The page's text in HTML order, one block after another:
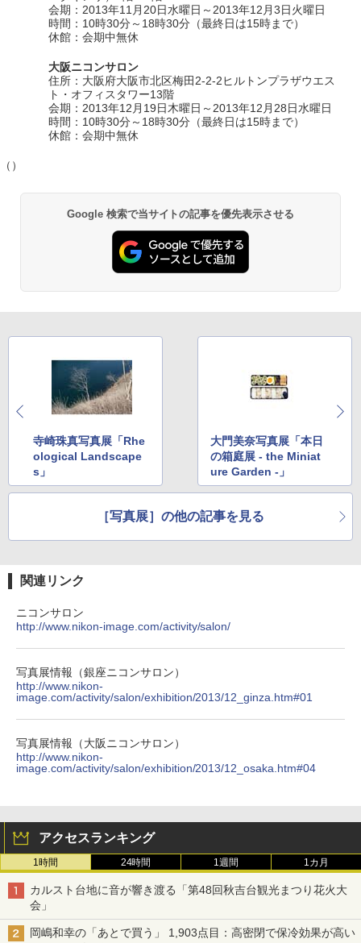
会期：2013年11月20日水曜日～2013年12月3日火曜日
時間：10時30分～18時30分（最終日は15時まで）
休館：会期中無休
大阪ニコンサロン
住所：大阪府大阪市北区梅田2-2-2ヒルトンプラザウエス
ト・オフィスタワー13階
会期：2013年12月19日木曜日～2013年12月28日水曜日
時間：10時30分～18時30分（最終日は15時まで）
休館：会期中無休
（）
Google 検索で当サイトの記事を優先表示させる
寺崎珠真写真展「Rhe
ological Landscape
s」
大門美奈写真展「本日
の箱庭展 - the Miniat
ure Garden -」
［写真展］の他の記事を見る
関連リンク
ニコンサロン
http://www.nikon-image.com/activity/salon/
写真展情報（銀座ニコンサロン）
http://www.nikon-
image.com/activity/salon/exhibition/2013/12_ginza.htm#01
写真展情報（大阪ニコンサロン）
http://www.nikon-
image.com/activity/salon/exhibition/2013/12_osaka.htm#04
アクセスランキング
1時間 24時間 1週間 1カ月
カルスト台地に音が響き渡る「第48回秋吉台観光まつり花火大
会」
岡嶋和幸の「あとで買う」 1,903点目：高密閉で保冷効果が高い